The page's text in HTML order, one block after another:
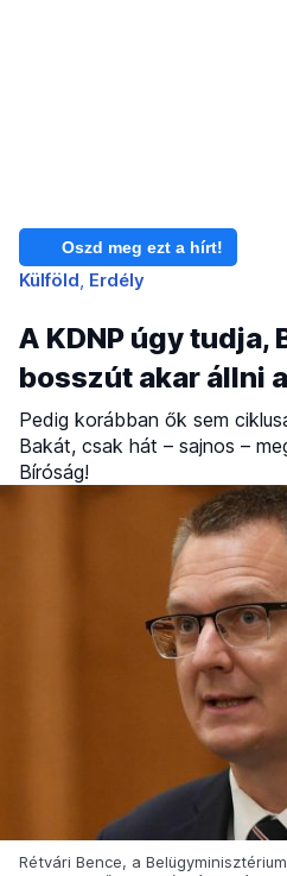
Oszd meg ezt a hírt!
Külföld Erdély
A KDNP úgy tudja,
bosszút akar állni
Pedig korábban ők sem
Bakát, csak hát – sajnos –
Bíróság!
Rétvári Bence, a